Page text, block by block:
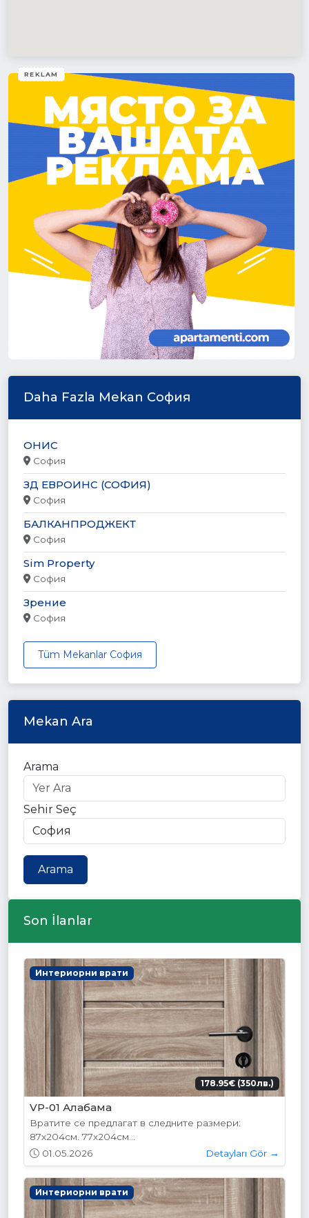
REKLAM
Daha Fazla Mekan София
ОНИС
София
ЗД ЕВРОИНС (СОФИЯ)
София
БАЛКАНПРОДЖЕКТ
София
Sim Property
София
Зрение
София
Tüm Mekanlar София
Mekan Ara
Arama
Sehir Seç
Arama
Son İlanlar
Интериорни врати
178.95€ (350лв.)
VP-01 Алабама
Вратите се предлагат в следните размери:
87х204см. 77х204см...
01.05.2026
Detayları Gör →
Интериорни врати